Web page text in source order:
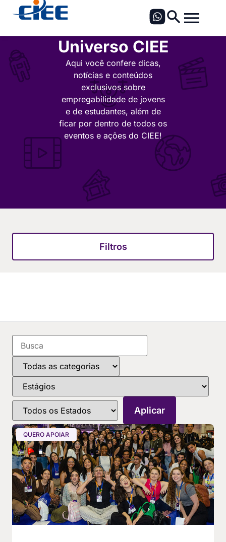
Universo CIEE
Aqui você confere dicas,
notícias e conteúdos
exclusivos sobre
empregabilidade de jovens
e de estudantes, além de
ficar por dentro de todos os
eventos e ações do CIEE!
Filtros
QUERO APOIAR